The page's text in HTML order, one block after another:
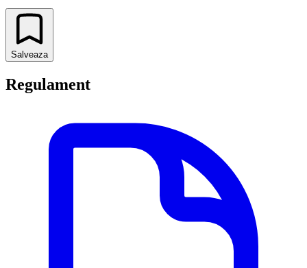
Salveaza
Regulament